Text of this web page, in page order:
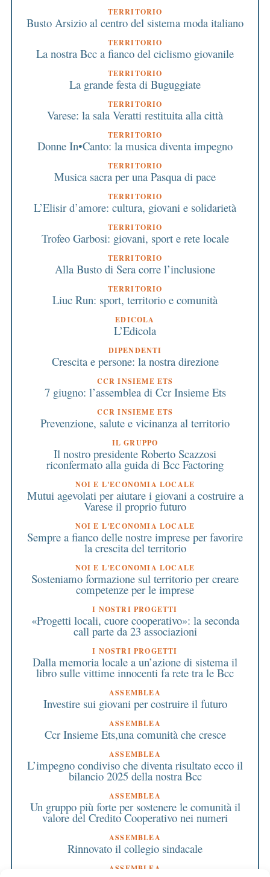
TERRITORIO
Busto Arsizio al centro del sistema moda italiano
TERRITORIO
La nostra Bcc a fianco del ciclismo giovanile
TERRITORIO
La grande festa di Buguggiate
TERRITORIO
Varese: la sala Veratti restituita alla città
TERRITORIO
Donne In•Canto: la musica diventa impegno
TERRITORIO
Musica sacra per una Pasqua di pace
TERRITORIO
L’Elisir d’amore: cultura, giovani e solidarietà
TERRITORIO
Trofeo Garbosi: giovani, sport e rete locale
TERRITORIO
Alla Busto di Sera corre l’inclusione
TERRITORIO
Liuc Run: sport, territorio e comunità
EDICOLA
L’Edicola
DIPENDENTI
Crescita e persone: la nostra direzione
CCR INSIEME ETS
7 giugno: l’assemblea di Ccr Insieme Ets
CCR INSIEME ETS
Prevenzione, salute e vicinanza al territorio
IL GRUPPO
Il nostro presidente Roberto Scazzosi
riconfermato alla guida di Bcc Factoring
NOI E L'ECONOMIA LOCALE
Mutui agevolati per aiutare i giovani a costruire a
Varese il proprio futuro
NOI E L'ECONOMIA LOCALE
Sempre a fianco delle nostre imprese per favorire
la crescita del territorio
NOI E L'ECONOMIA LOCALE
Sosteniamo formazione sul territorio per creare
competenze per le imprese
I NOSTRI PROGETTI
«Progetti locali, cuore cooperativo»: la seconda
call parte da 23 associazioni
I NOSTRI PROGETTI
Dalla memoria locale a un’azione di sistema il
libro sulle vittime innocenti fa rete tra le Bcc
ASSEMBLEA
Investire sui giovani per costruire il futuro
ASSEMBLEA
Ccr Insieme Ets,una comunità che cresce
ASSEMBLEA
L’impegno condiviso che diventa risultato ecco il
bilancio 2025 della nostra Bcc
ASSEMBLEA
Un gruppo più forte per sostenere le comunità il
valore del Credito Cooperativo nei numeri
ASSEMBLEA
Rinnovato il collegio sindacale
ASSEMBLEA